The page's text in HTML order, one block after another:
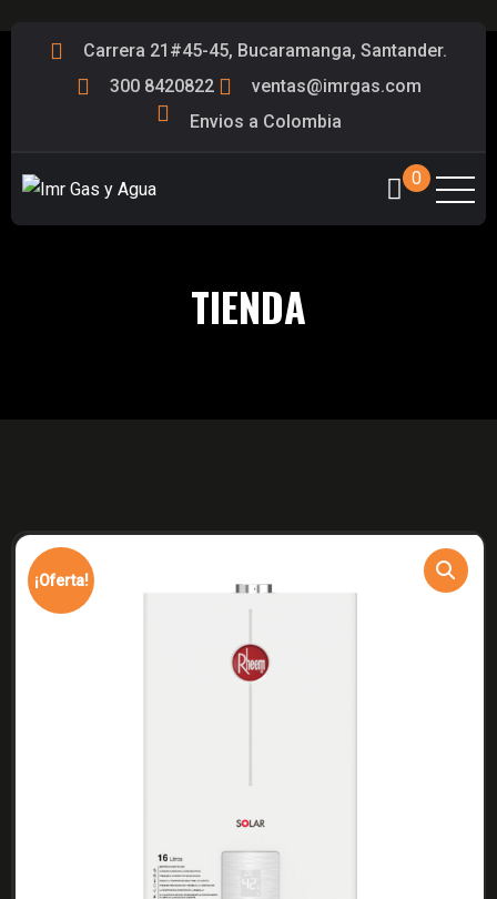
Carrera 21#45-45, Bucaramanga, Santander.
300 8420822
ventas@imrgas.com
Envios a Colombia
0
TIENDA
¡Oferta!